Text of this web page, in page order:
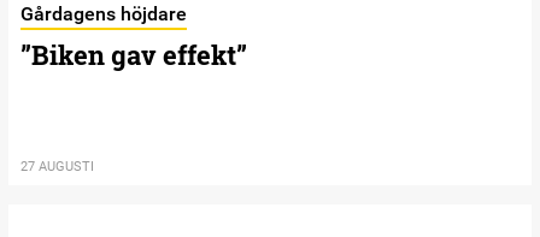
Gårdagens höjdare
”Biken gav effekt”
27 AUGUSTI